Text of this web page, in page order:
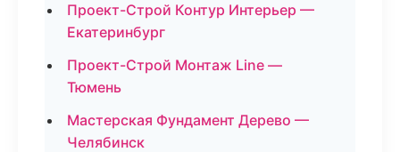
Проект-Строй Контур Интерьер —
Екатеринбург
Проект-Строй Монтаж Line —
Тюмень
Мастерская Фундамент Дерево —
Челябинск